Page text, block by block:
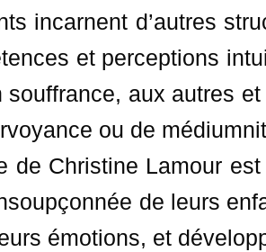
incarnent d’autres
et perceptions
souffrance, aux autres
ou de
de Christine Lamour
de leurs
émotions, et